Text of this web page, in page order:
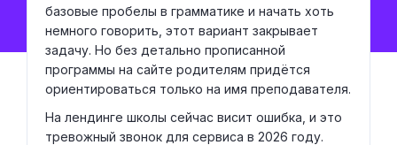
базовые пробелы в грамматике и начать хоть
немного говорить, этот вариант закрывает
задачу. Но без детально прописанной
программы на сайте родителям придётся
ориентироваться только на имя преподавателя.
На лендинге школы сейчас висит ошибка, и это
тревожный звонок для сервиса в 2026 году.